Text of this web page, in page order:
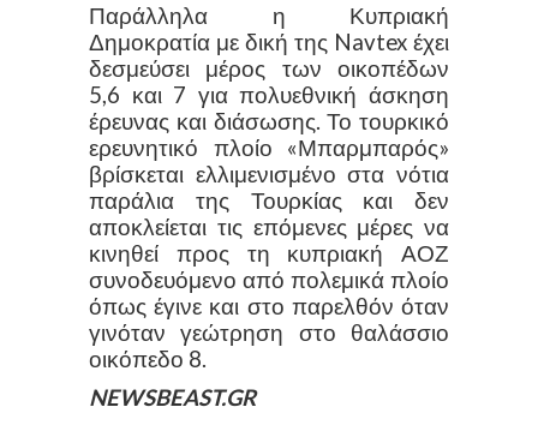
Παράλληλα η Κυπριακή
Δημοκρατία με δική της Navtex έχει
δεσμεύσει μέρος των οικοπέδων
5,6 και 7 για πολυεθνική άσκηση
έρευνας και διάσωσης. Το τουρκικό
ερευνητικό πλοίο «Μπαρμπαρός»
βρίσκεται ελλιμενισμένο στα νότια
παράλια της Τουρκίας και δεν
αποκλείεται τις επόμενες μέρες να
κινηθεί προς τη κυπριακή ΑΟΖ
συνοδευόμενο από πολεμικά πλοίο
όπως έγινε και στο παρελθόν όταν
γινόταν γεώτρηση στο θαλάσσιο
οικόπεδο 8.
NEWSBEAST.GR